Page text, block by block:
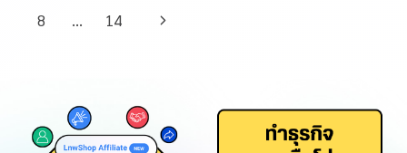
8
… 14